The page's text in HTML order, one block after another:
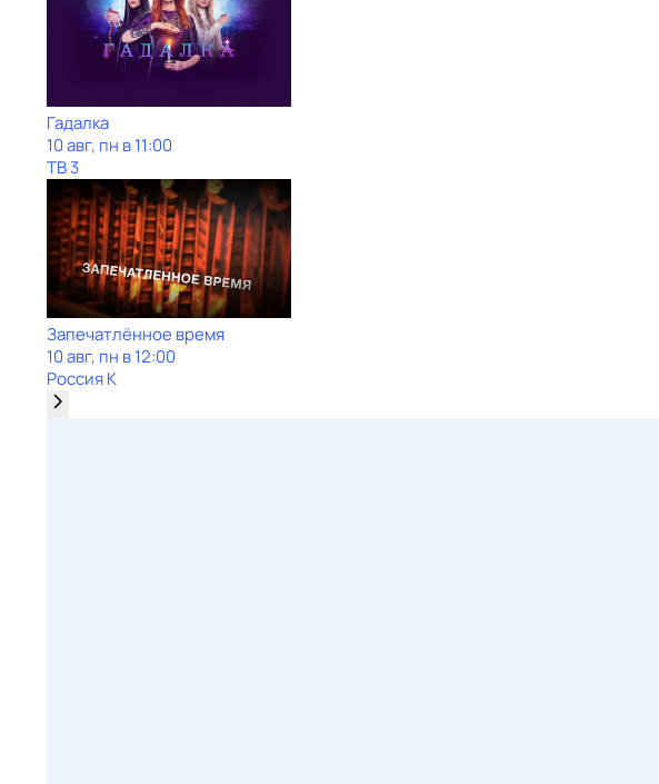
Гадaлкa
10 авг, пн в 11:00
ТВ 3
Запечатлённое время
10 авг, пн в 12:00
Россия К